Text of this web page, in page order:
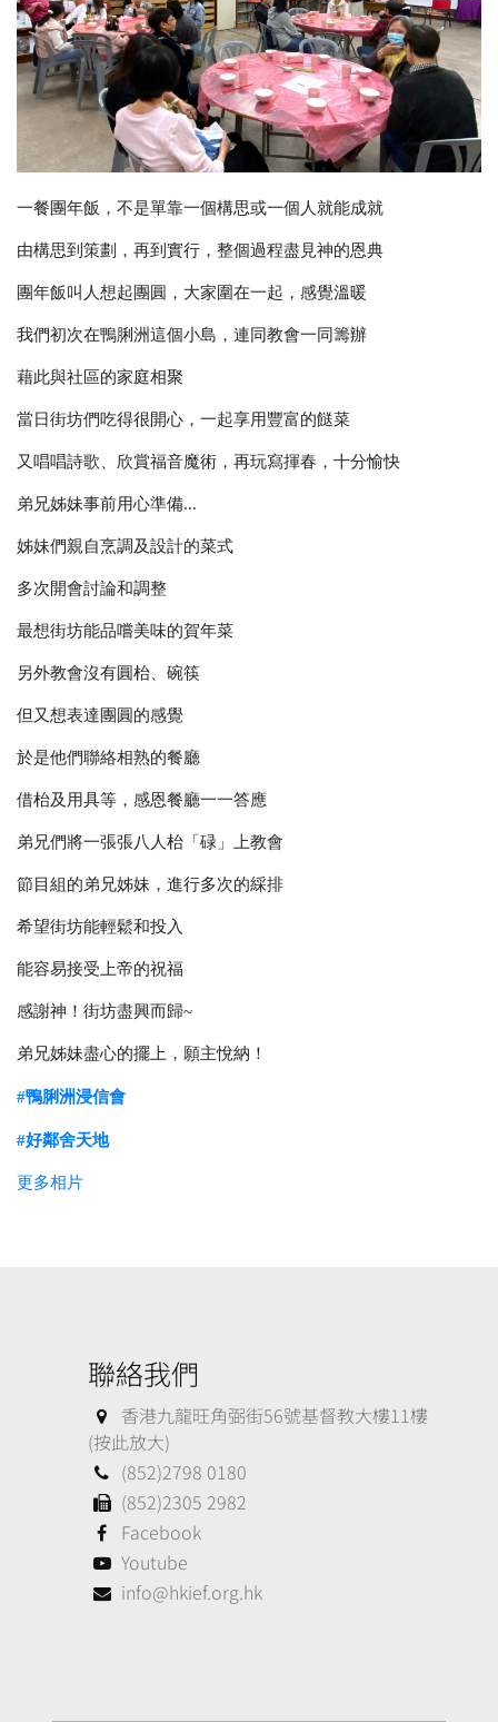
一餐團年飯，不是單靠一個構思或一個人就能成就
由構思到策劃，再到實行，整個過程盡見神的恩典
團年飯叫人想起團圓，大家圍在一起，感覺溫暖
我們初次在鴨脷洲這個小島，連同教會一同籌辦
藉此與社區的家庭相聚
當日街坊們吃得很開心，一起享用豐富的餸菜
又唱唱詩歌、欣賞福音魔術，再玩寫揮春，十分愉快
弟兄姊妹事前用心準備...
姊妹們親自烹調及設計的菜式
多次開會討論和調整
最想街坊能品嚐美味的賀年菜
另外教會沒有圓枱、碗筷
但又想表達團圓的感覺
於是他們聯絡相熟的餐廳
借枱及用具等，感恩餐廳一一答應
弟兄們將一張張八人枱「碌」上教會
節目組的弟兄姊妹，進行多次的綵排
希望街坊能輕鬆和投入
能容易接受上帝的祝福
感謝神！街坊盡興而歸~
弟兄姊妹盡心的擺上，願主悅納！
#鴨脷洲浸信會
#好鄰舍天地
更多相片
聯絡我們
香港九龍旺角弼街56號基督教大樓11樓
(按此放大)
(852)2798 0180
(852)2305 2982
Facebook
Youtube
info@hkief.org.hk